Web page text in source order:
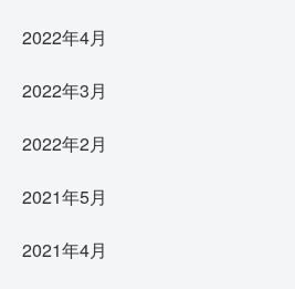
2022年4月
2022年3月
2022年2月
2021年5月
2021年4月